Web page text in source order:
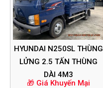
HYUNDAI N250SL THÙNG
LỬNG 2.5 TẤN THÙNG
DÀI 4M3
🎁 Giá Khuyến Mại